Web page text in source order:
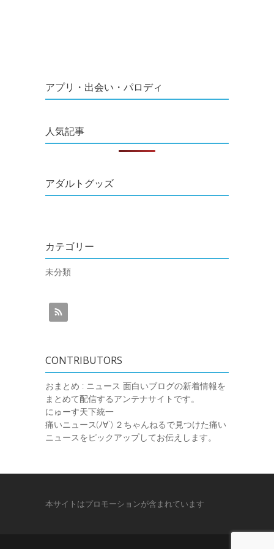
アプリ・出会い・パロディ
人気記事
アダルトグッズ
カテゴリー
未分類
CONTRIBUTORS
おまとめ : ニュース 面白いブログの新着情報を
まとめて配信するアンテナサイトです。
にゅーす天下統一
痛いニュース(ﾉ∀`) ２ちゃんねるで見つけた痛い
ニュースをピックアップしてお伝えします。
本サイトはプロモーションが含まれています